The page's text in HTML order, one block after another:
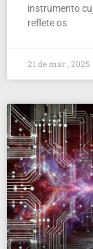
instrumento
reflete os
21 de mar , 2025